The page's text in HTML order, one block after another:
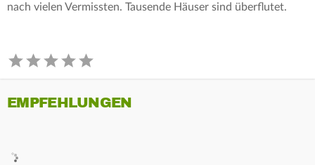
nach vielen Vermissten. Tausende Häuser sind überflutet.
EMPFEHLUNGEN